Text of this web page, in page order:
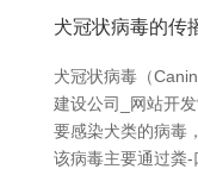
犬冠状病毒的传
犬冠状病毒（
建设公司_网站开
要感染犬类的病毒
该病毒主要通过粪